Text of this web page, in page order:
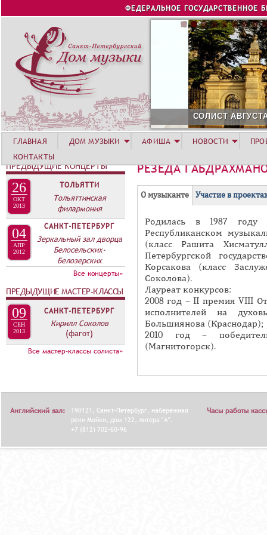
Jump to navigation
ФЕДЕРАЛЬНОЕ ГОСУДАРСТВЕННОЕ
СОЛИСТ АВГУСТА 2026
РЕЗЕДА
Г
Л
Д
К
И
С
П
О музыканте(
а
т
и
в
н
а
я
в
к
л
к
Участие в
Родилась в 1987
Республиканском
(класс Рашита
Петербургской
Корсакова (класс
Соколова).
Лауреат конкурсов:
2008 год – II премия VIII
исполнителей на
Большиянова (Краснодар);
2010 год –
(Магнитогорск).
ГЛАВНАЯ ДОМ МУЗЫКИ АФИША НОВОСТИ
КОНТАКТЫ
ПРЕДЫДУЩИЕ КОНЦЕРТЫ
26
ОКТ
2013
ТОЛЬЯТТИ
Тольяттинская
филармония
04
АПР
2012
САНКТ-ПЕТЕРБУРГ
Зеркальный зал дворца
Белосельских-
Белозерских
Все концерты»
ПРЕДЫДУЩИЕ МАСТЕР-КЛАССЫ
09
СЕН
2013
САНКТ-ПЕТЕРБУРГ
Кирилл Соколов
(фагот)
Все мастер-классы солиста»
Английский зал:
190121, Санкт-Петербург, набережная
реки Мойки, дом 122, литера "А".
+7 (812) 702-60-96
Часы работы